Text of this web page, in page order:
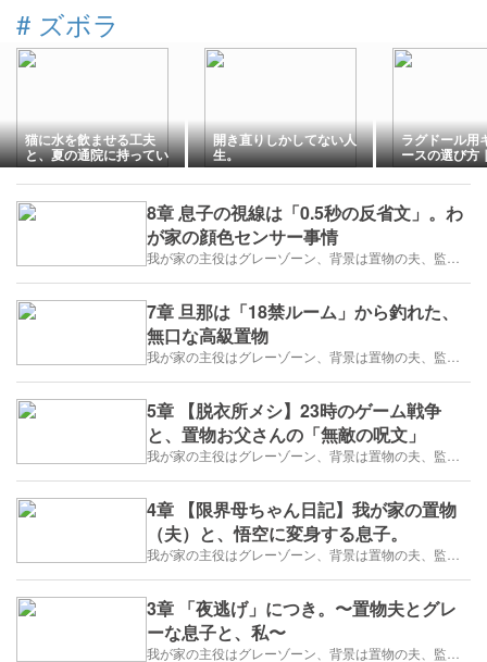
# ズボラ
猫に水を飲ませる工夫
と、夏の通院に持ってい
くもの【腎臓ケア中の我
が家のやり方】
開き直りしかしてない人
生。
ラグドール用
ースの選び方
出入り口・原
アル
8章 息子の視線は「0.5秒の反省文」。わ
が家の顔色センサー事情
7章 旦那は「18禁ルーム」から釣れた、
無口な高級置物
5章 【脱衣所メシ】23時のゲーム戦争
と、置物お父さんの「無敵の呪文」
4章 【限界母ちゃん日記】我が家の置物
（夫）と、悟空に変身する息子。
3章 「夜逃げ」につき。〜置物夫とグレ
ーな息子と、私〜